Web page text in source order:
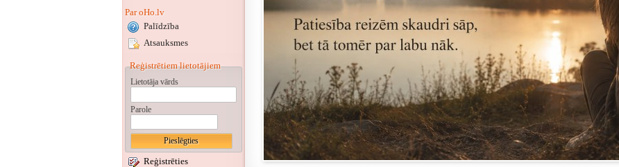
Par oHo.lv
Palīdzība
Atsauksmes
Reģistrētiem lietotājiem
Lietotāja vārds
Parole
Reģistrēties